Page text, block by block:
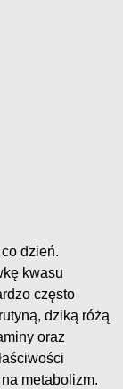
dzień.
kwasu
często
dziką różą
oraz
metabolizm.